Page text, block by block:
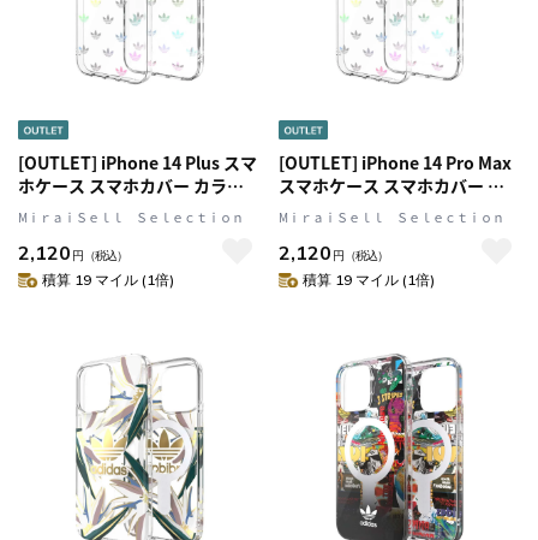
[OUTLET] iPhone 14 Plus スマ
ホケース スマホカバー カラフ
ルホログラフィック ロゴ
adidas Originals[アディダス オ
リジナルス]
MⅰｒａｉＳｅｌｌ Ｓｅｌｅｃｔｉｏｎ
2,120 円 （税込）
積算 19 マイル (1倍)
[OUTLET] iPhone 14 Pro Max
スマホケース スマホカバー カ
ラフルホログラフィック ロゴ
adidas Originals[アディダス オ
リジナルス]
MⅰｒａｉＳｅｌｌ Ｓｅｌｅｃｔｉｏｎ
2,120 円 （税込）
積算 19 マイル (1倍)